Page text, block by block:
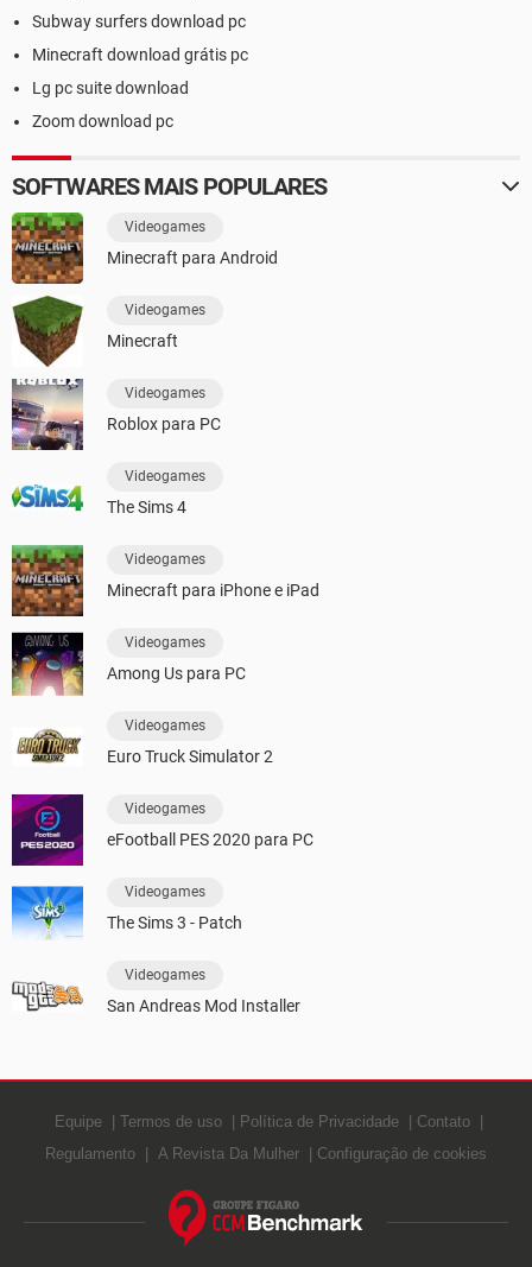
Subway surfers download pc
Minecraft download grátis pc
Lg pc suite download
Zoom download pc
SOFTWARES MAIS POPULARES
Videogames
Minecraft para Android
Videogames
Minecraft
Videogames
Roblox para PC
Videogames
The Sims 4
Videogames
Minecraft para iPhone e iPad
Videogames
Among Us para PC
Videogames
Euro Truck Simulator 2
Videogames
eFootball PES 2020 para PC
Videogames
The Sims 3 - Patch
Videogames
San Andreas Mod Installer
Equipe Termos de uso Política de Privacidade
Contato
Regulamento
A Revista Da Mulher Configuração de cookies